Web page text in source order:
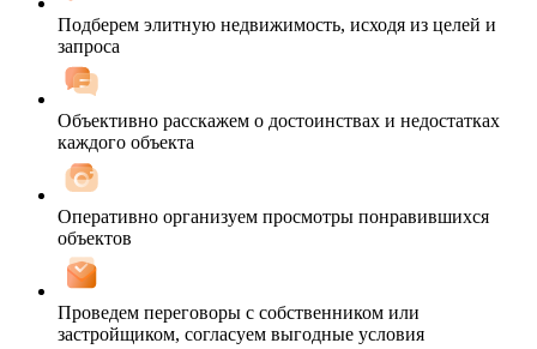
Подберем элитную недвижимость, исходя из целей и
запроса
Объективно расскажем о достоинствах и недостатках
каждого объекта
Оперативно организуем просмотры понравившихся
объектов
Проведем переговоры с собственником или
застройщиком, согласуем выгодные условия